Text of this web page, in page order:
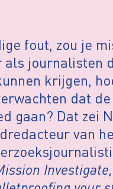
fout, zou je
als journalisten
krijgen,
dat
gaan? Dat zei
van
Investigate,